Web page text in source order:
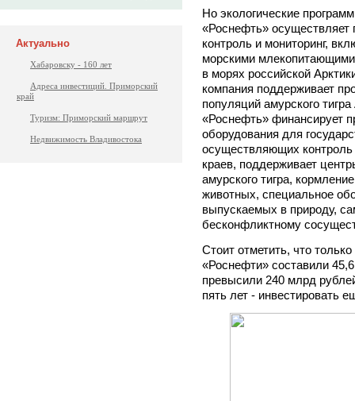
Актуально
Хабаровску - 160 лет
Адреса инвестиций. Приморский
край
Туризм: Приморский маршрут
Недвижимость Владивостока
Но экологические
«Роснефть» осуществляет
контроль и мониторинг,
морскими
в морях российской
компания поддерживает
популяций амурского
«Роснефть» финансирует
оборудования для
осуществляющих
краев, поддерживает
амурского тигра,
животных, специальное
выпускаемых в природу,
бесконфликтному
Стоит отметить, что
«Роснефти» составили
превысили 240 млрд
пять лет - инвестировать